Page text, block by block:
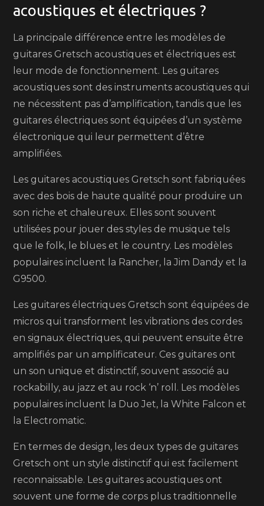
acoustiques et électriques ?
La principale différence entre les modèles de
guitares Gretsch acoustiques et électriques est
leur mode de fonctionnement. Les guitares
acoustiques sont des instruments acoustiques qui
ne nécessitent pas d’amplification, tandis que les
guitares électriques sont équipées d’un système
électronique qui leur permettent d’être
amplifiées.
Les guitares acoustiques Gretsch sont fabriquées
avec des bois de haute qualité pour produire un
son riche et chaleureux. Elles sont souvent
utilisées pour jouer des styles de musique tels
que le folk, le blues et le country. Les modèles
populaires incluent la Rancher, la Jim Dandy et la
G9500.
Les guitares électriques Gretsch sont équipées de
micros qui transforment les vibrations des cordes
en signaux électriques, qui peuvent ensuite être
amplifiés par un amplificateur. Ces guitares ont
un son unique et distinctif, souvent associé au
rockabilly, au jazz et au rock ‘n’ roll. Les modèles
populaires incluent la Duo Jet, la White Falcon et
la Electromatic.
En termes de design, les deux types de guitares
Gretsch ont un style distinctif qui est facilement
reconnaissable. Les guitares acoustiques ont
souvent une forme de corps plus traditionnelle